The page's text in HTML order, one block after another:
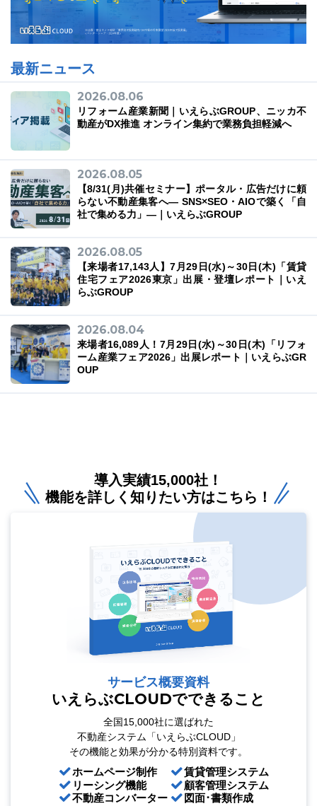
特長 サービス一覧
最新ニュース
2026.08.06
リフォーム産業新聞｜いえらぶGROUP、ニッカ不
動産がDX推進 オンライン集約で業務負担軽減へ
2026.08.05
【8/31(月)共催セミナー】ポータル・広告だけに頼
らない不動産集客へ― SNS×SEO・AIOで築く「自
社で集める力」―｜いえらぶGROUP
2026.08.05
【来場者17,143人】7月29日(水)～30日(木)「賃貸
住宅フェア2026東京」出展・登壇レポート｜いえ
らぶGROUP
2026.08.04
来場者16,089人！7月29日(水)～30日(木)「リフォ
ーム産業フェア2026」出展レポート｜いえらぶGR
OUP
導入実績15,000社！
機能を詳しく知りたい方はこちら！
サービス概要資料
いえらぶCLOUDでできること
全国15,000社に選ばれた
不動産システム「いえらぶCLOUD」
その機能と効果が分かる特別資料です。
ホームページ制作
リーシング機能
不動産コンバーター
賃貸管理システム
顧客管理システム
図面･書類作成